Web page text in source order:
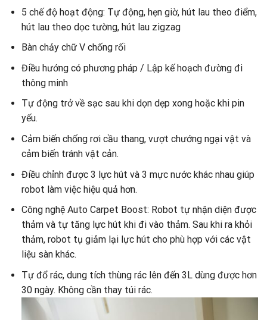
5 chế độ hoạt động: Tự động, hẹn giờ, hút lau theo điểm,
hút lau theo dọc tường, hút lau zigzag
Bàn chảy chữ V chống rối
Điều hướng có phương pháp / Lập kế hoạch đường đi
thông minh
Tự động trở về sạc sau khi dọn dẹp xong hoặc khi pin
yếu.
Cảm biến chống rơi cầu thang, vượt chướng ngại vật và
cảm biến tránh vật cản.
Điều chỉnh được 3 lực hút và 3 mực nước khác nhau giúp
robot làm việc hiệu quả hơn.
Công nghệ Auto Carpet Boost: Robot tự nhận diện được
thảm và tự tăng lực hút khi đi vào thảm. Sau khi ra khỏi
thảm, robot tụ giảm lại lực hút cho phù hợp với các vật
liệu sàn khác.
Tự đổ rác, dung tích thùng rác lên đến 3L dùng được hơn
30 ngày. Không cần thay túi rác.